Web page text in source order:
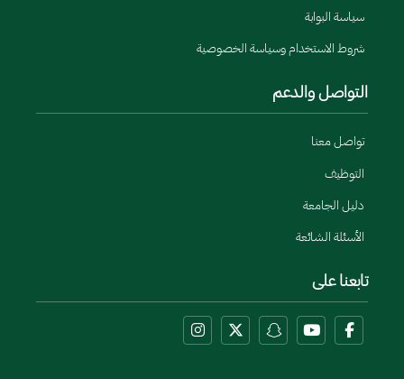
سياسة البوابة
شروط الاستخدام وسياسة الخصوصية
التواصل والدعم
تواصل معنا
التوظيف
دليل الجامعة
الأسئلة الشائعة
تابعنا على